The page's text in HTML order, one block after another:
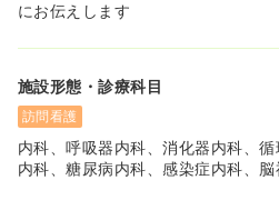
にお伝えします
施設形態・診療科目
訪問看護
内科、呼吸器内科、消化器内科、
内科、糖尿病内科、感染症内科、